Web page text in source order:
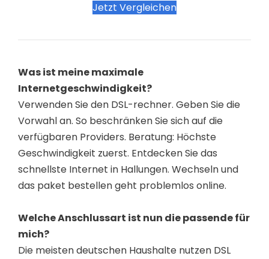
Jetzt Vergleichen
Was ist meine maximale
Internetgeschwindigkeit?
Verwenden Sie den DSL-rechner. Geben Sie die
Vorwahl an. So beschränken Sie sich auf die
verfügbaren Providers. Beratung: Höchste
Geschwindigkeit zuerst. Entdecken Sie das
schnellste Internet in Hallungen. Wechseln und
das paket bestellen geht problemlos online.
Welche Anschlussart ist nun die passende für
mich?
Die meisten deutschen Haushalte nutzen DSL